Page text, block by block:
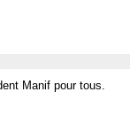
Manif pour tous.